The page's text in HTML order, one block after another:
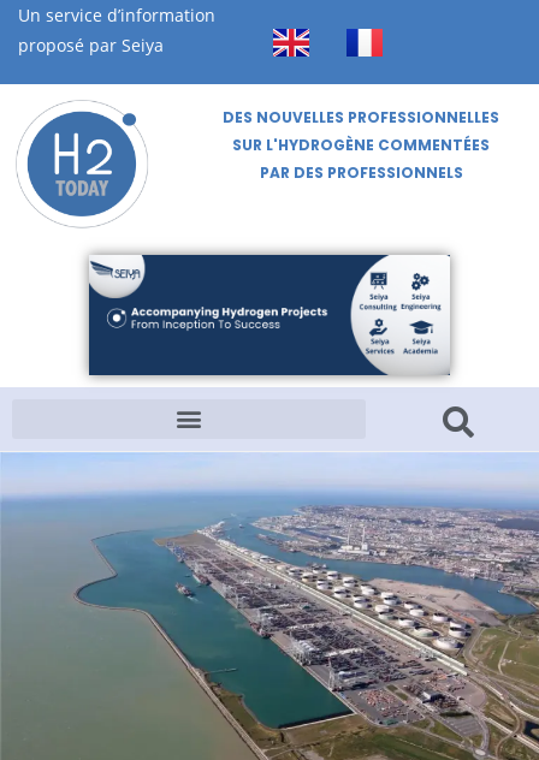
Un service d’information
proposé par Seiya
DES NOUVELLES PROFESSIONNELLES
SUR L'HYDROGÈNE COMMENTÉES
PAR DES PROFESSIONNELS